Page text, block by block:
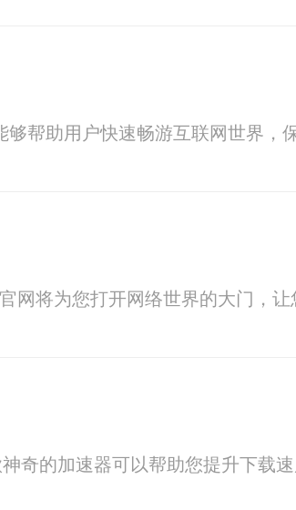
帮助用户快速畅游互联网世界，
将为您打开网络世界的大门，让
奇的加速器可以帮助您提升下载速